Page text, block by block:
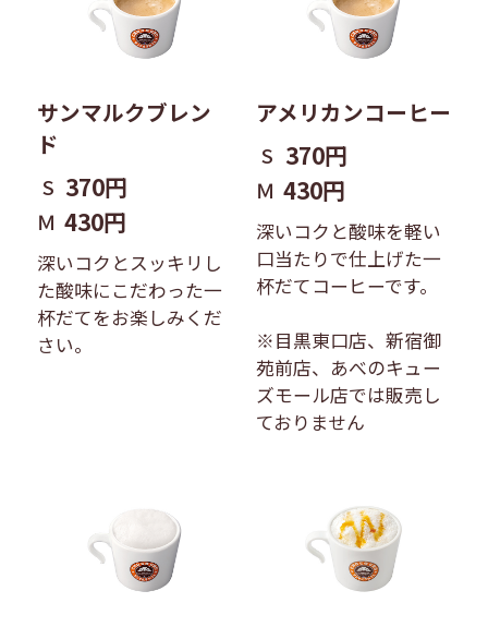
サンマルクブレン
ド
S 370円
Ｍ 430円
深いコクとスッキリし
た酸味にこだわった一
杯だてをお楽しみくだ
さい。
アメリカンコーヒー
S 370円
Ｍ 430円
深いコクと酸味を軽い
口当たりで仕上げた一
杯だてコーヒーです。
※目黒東口店、新宿御
苑前店、あべのキュー
ズモール店では販売し
ておりません